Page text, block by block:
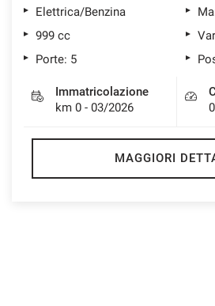
Elettrica/Benzina
999 cc
Porte: 5
Immatricolazione
km 0 - 03/2026
0
MAGGIORI